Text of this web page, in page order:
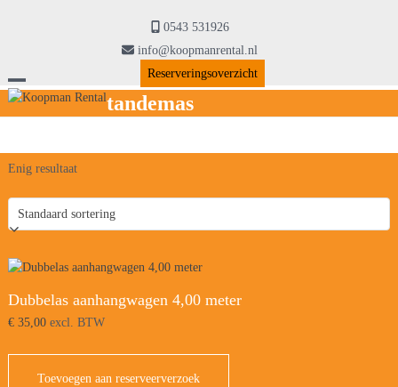
0543 531926
info@koopmanrental.nl
Reserveringsoverzicht
Open
menu
Close
menu
tandemas
Enig resultaat
Dubbelas aanhangwagen 4,00 meter
€35,00excl. BTW
Toevoegen aan reserveerverzoek